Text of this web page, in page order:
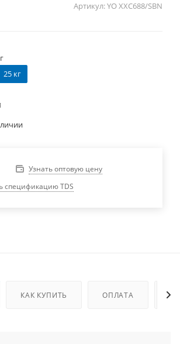
Артикул:YO XXC688/SBN
25 кг
Узнать оптовую цену
спецификацию TDS
КАК КУПИТЬ ОПЛАТА